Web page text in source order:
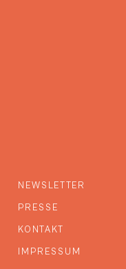
NEWSLETTER
PRESSE
KONTAKT
IMPRESSUM